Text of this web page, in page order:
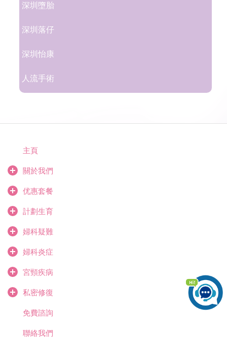
深圳墮胎
深圳落仔
深圳怡康
人流手術
主頁
關於我們
优惠套餐
計劃生育
婦科疑難
婦科炎症
宮頸疾病
私密修復
免費諮詢
聯絡我們